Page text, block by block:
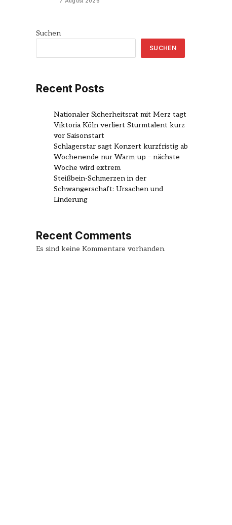
Suchen
SUCHEN
Recent Posts
Nationaler Sicherheitsrat mit Merz tagt
Viktoria Köln verliert Sturmtalent kurz
vor Saisonstart
Schlagerstar sagt Konzert kurzfristig ab
Wochenende nur Warm-up – nächste
Woche wird extrem
Steißbein-Schmerzen in der
Schwangerschaft: Ursachen und
Linderung
Recent Comments
Es sind keine Kommentare vorhanden.